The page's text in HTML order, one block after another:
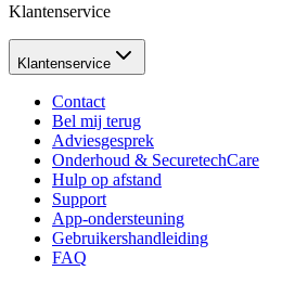
Klantenservice
Klantenservice
Contact
Bel mij terug
Adviesgesprek
Onderhoud & SecuretechCare
Hulp op afstand
Support
App-ondersteuning
Gebruikershandleiding
FAQ